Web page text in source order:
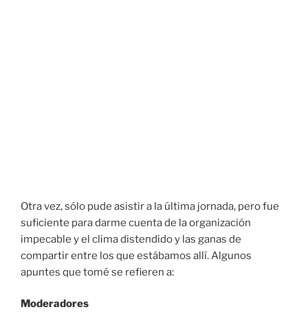
Otra vez, sólo pude asistir a la última jornada, pero fue
suficiente para darme cuenta de la organización
impecable y el clima distendido y las ganas de
compartir entre los que estábamos allí. Algunos
apuntes que tomé se refieren a:
Moderadores